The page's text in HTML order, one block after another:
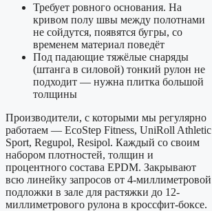
Требует ровного основания. На
кривом полу швы между полотнами
не сойдутся, появятся бугры, со
временем материал поведёт
Под падающие тяжёлые снаряды
(штанга в силовой) тонкий рулон не
подходит — нужна плитка большой
толщины
Производители, с которыми мы регулярно
работаем — EcoStep Fitness, UniRoll Athletic
Sport, Regupol, Resipol. Каждый со своим
набором плотностей, толщин и
процентного состава EPDM. Закрывают
всю линейку запросов от 4-миллиметровой
подложки в зале для растяжки до 12-
миллиметрового рулона в кроссфит-боксе.